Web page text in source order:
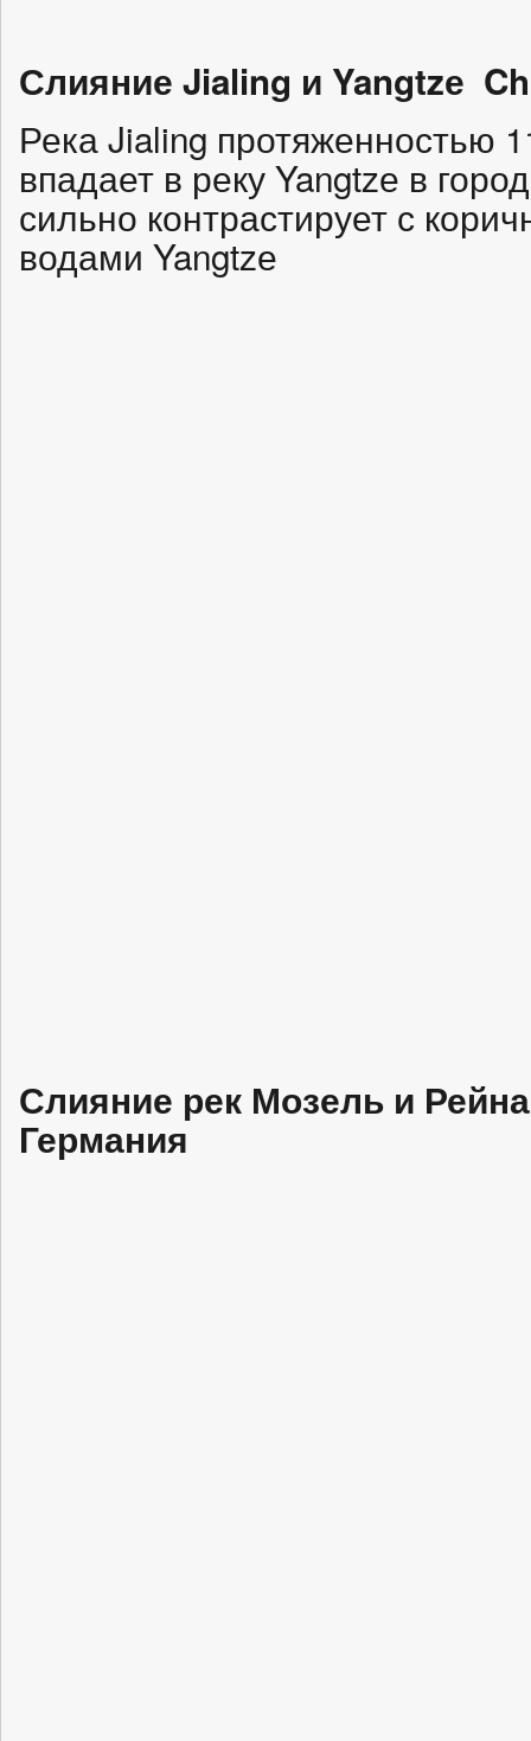
Слияние Jialing и Yangtzе
Река Jialing протяженностью
впадает в реку Yangtzе в
сильно контрастирует с
водами Yangtzе
Слияние рек Мозель и
Германия